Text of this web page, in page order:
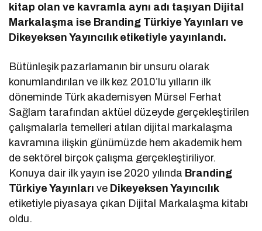
kitap olan ve kavramla aynı adı taşıyan Dijital
Markalaşma ise Branding Türkiye Yayınları ve
Dikeyeksen Yayıncılık etiketiyle yayınlandı.
Bütünleşik pazarlamanın bir unsuru olarak
konumlandırılan ve ilk kez 2010’lu yılların ilk
döneminde Türk akademisyen Mürsel Ferhat
Sağlam tarafından aktüel düzeyde gerçekleştirilen
çalışmalarla temelleri atılan dijital markalaşma
kavramına ilişkin günümüzde hem akademik hem
de sektörel birçok çalışma gerçekleştiriliyor.
Konuya dair ilk yayın ise 2020 yılında Branding
Türkiye Yayınları ve Dikeyeksen Yayıncılık
etiketiyle piyasaya çıkan Dijital Markalaşma kitabı
oldu.